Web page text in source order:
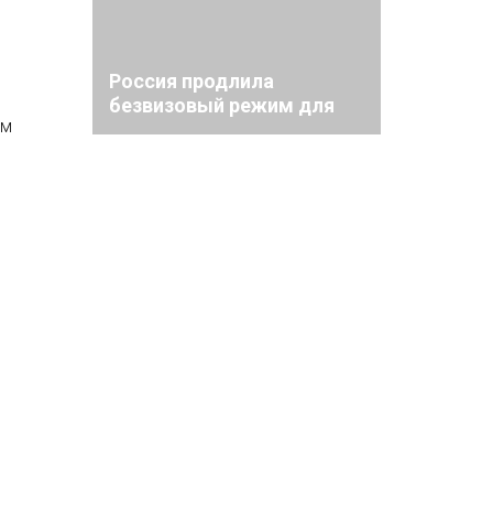
Россия продлила
безвизовый режим для
граждан Китая до конца